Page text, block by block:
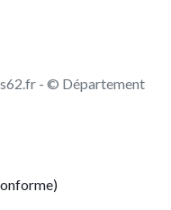
- © Département